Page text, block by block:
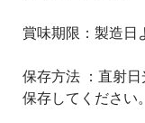
賞味期限：製造日
保存方法 ：直射
保存してください。